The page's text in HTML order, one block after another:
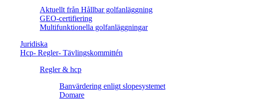
Aktuellt från Hållbar golfanläggning
GEO-certifiering
Multifunktionella golfanläggningar
Juridiska
Hcp- Regler- Tävlingskommittén
Regler & hcp
Banvärdering enligt slopesystemet
Domare